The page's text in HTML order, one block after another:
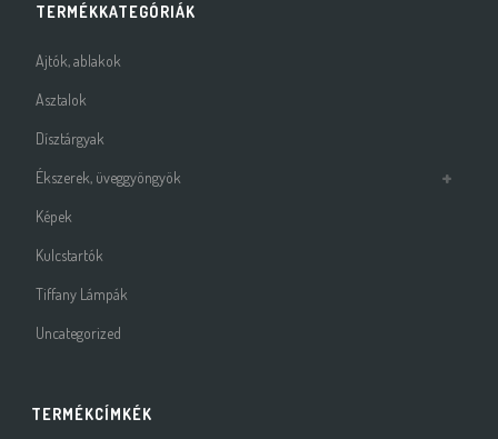
TERMÉKKATEGÓRIÁK
Ajtók, ablakok
Asztalok
Dísztárgyak
Ékszerek, üveggyöngyök
Képek
Kulcstartók
Tiffany Lámpák
Uncategorized
TERMÉKCÍMKÉK